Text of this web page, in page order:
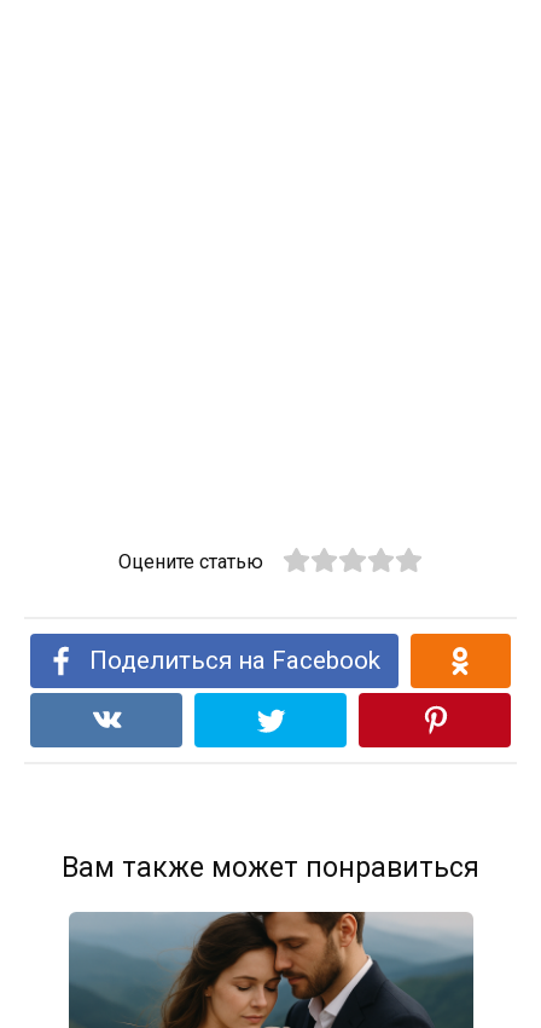
Оцените статью
Поделиться на Facebook
Вам также может понравиться